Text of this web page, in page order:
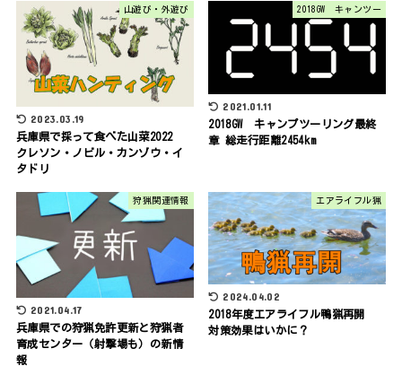
山遊び・外遊び
2023.03.19
兵庫県で採って食べた山菜2022
クレソン・ノビル・カンゾウ・イ
タドリ
2018GW キャンツー
2021.01.11
2018GW キャンプツーリング最終
章 総走行距離2454km
狩猟関連情報
2021.04.17
兵庫県での狩猟免許更新と狩猟者
育成センター（射撃場も）の新情
報
エアライフル猟
2024.04.02
2018年度エアライフル鴨猟再開
対策効果はいかに？